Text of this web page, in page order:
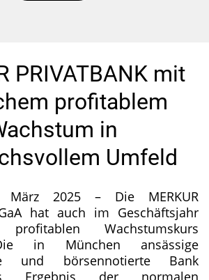
PRIVATBANK mit
profitablem
in
Umfeld
März 2025 – Die MERKUR
hat auch im Geschäftsjahr
Wachstumskurs
in München ansässige
und börsennotierte Bank
Ergebnis der normalen